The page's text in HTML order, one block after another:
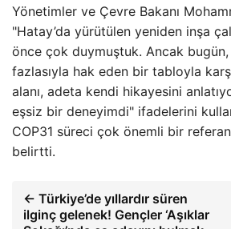
Yönetimler ve Çevre Bakanı
"Hatay’da yürütülen yeniden inşa
önce çok duymuştuk. Ancak bugün,
fazlasıyla hak eden bir tabloyla
alanı, adeta kendi hikayesini
eşsiz bir deneyimdi" ifadelerini
COP31 süreci çok önemli bir
belirtti.
← Türkiye’de yıllardır süren
ilginç gelenek! Gençler ‘Aşıklar